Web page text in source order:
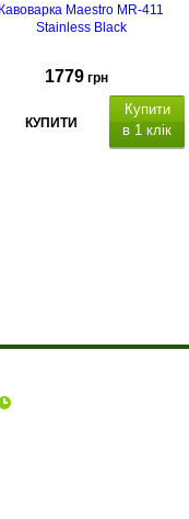
Кавоварка Maestro MR-411
Stainless Black
1779 грн
КУПИТИ
Купити
в 1 клік
та надлишкового